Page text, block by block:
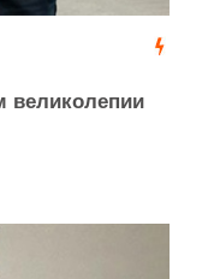
великолепии